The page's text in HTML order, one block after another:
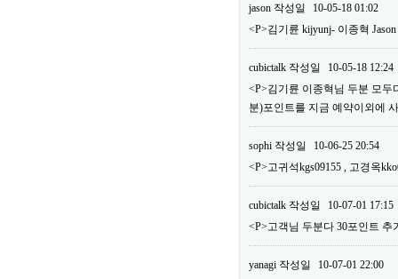
jason 작성일
10-05-18 01:02
<P>김기륜 kijyunj- 이종혁
cubictalk 작성일
10-05-18 12:24
<P>김기륜 이종혁님 두분 모두
분)포인트를 지금 예약이외에
sophi 작성일
10-06-25 20:54
<P>고귀석kgs09155 , 고경옥
cubictalk 작성일
10-07-01 17:15
<P>고객님 두분다 30포인트 추
yanagi 작성일
10-07-01 22:00